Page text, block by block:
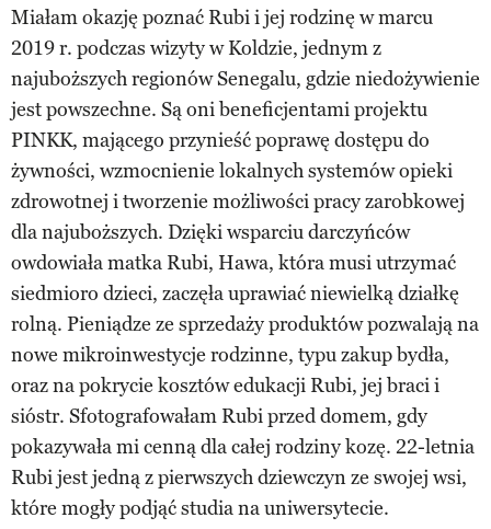
Miałam okazję poznać Rubi i jej rodzinę w marcu
2019 r. podczas wizyty w Koldzie, jednym z
najuboższych regionów Senegalu, gdzie niedożywienie
jest powszechne. Są oni beneficjentami projektu
PINKK, mającego przynieść poprawę dostępu do
żywności, wzmocnienie lokalnych systemów opieki
zdrowotnej i tworzenie możliwości pracy zarobkowej
dla najuboższych. Dzięki wsparciu darczyńców
owdowiała matka Rubi, Hawa, która musi utrzymać
siedmioro dzieci, zaczęła uprawiać niewielką działkę
rolną. Pieniądze ze sprzedaży produktów pozwalają na
nowe mikroinwestycje rodzinne, typu zakup bydła,
oraz na pokrycie kosztów edukacji Rubi, jej braci i
sióstr. Sfotografowałam Rubi przed domem, gdy
pokazywała mi cenną dla całej rodziny kozę. 22-letnia
Rubi jest jedną z pierwszych dziewczyn ze swojej wsi,
które mogły podjąć studia na uniwersytecie.